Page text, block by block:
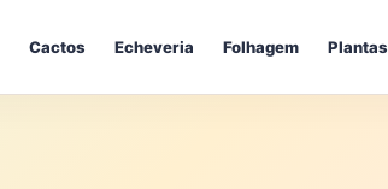
Cactos Echeveria Folhagem Plantas